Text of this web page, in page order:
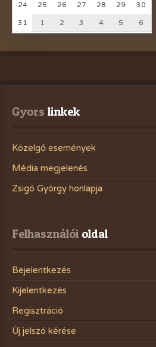
24 25 26 27 28 29 30
31 1 2 3 4 5 6
Gyors linkek
Közelgő események
Média megjelenés
Zsigó György honlapja
Felhasználói oldal
Bejelentkezés
Kijelentkezés
Regisztráció
Új jelszó kérése